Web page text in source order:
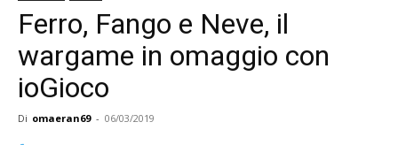
Ferro, Fango e Neve, il
wargame in omaggio con
ioGioco
Di omaeran69 - 06/03/2019